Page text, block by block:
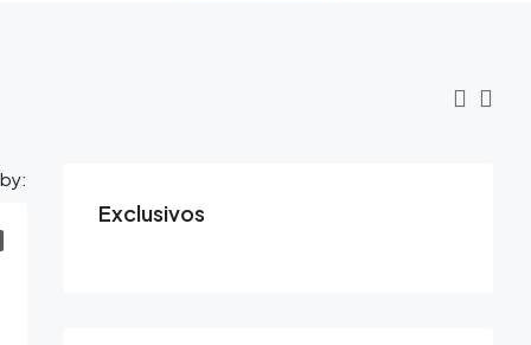
Exclusivos